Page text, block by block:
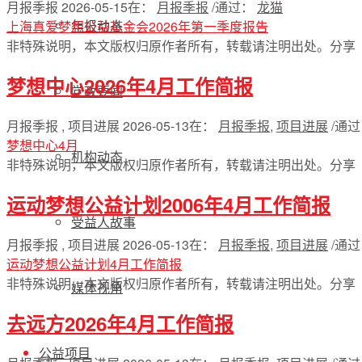
年报动态
党政要闻
机构动态
受益人故事
媒体视角
公益项目
月报季报 2026-05-15在： 月报季报 /通过： 龙猫
上海真爱梦想公益基金会2026年第一季度报告
非特殊说明，本文版权归原作者所有，转载请注明出处。 分享
梦想中心2026年4月工作简报
月报季报 , 项目进展2026-05-13在： 月报季报, 项目进展/通过
梦想中心4月
非特殊说明，本文版权归原作者所有，转载请注明出处。 分享
运动梦想公益计划2006年4月工作简报
月报季报 , 项目进展2026-05-13在： 月报季报, 项目进展/通过
运动梦想公益计划4月工作简报
非特殊说明，本文版权归原作者所有，转载请注明出处。 分享
去远方2026年4月工作简报